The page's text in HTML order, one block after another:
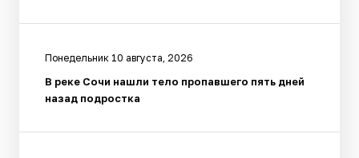
Понедельник 10 августа, 2026
В реке Сочи нашли тело пропавшего пять дней
назад подростка